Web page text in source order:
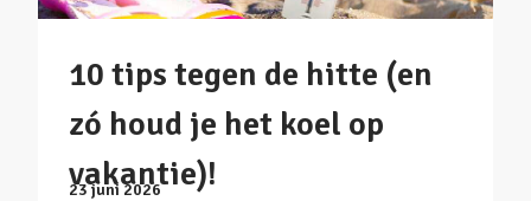
10 tips tegen de hitte (en
zó houd je het koel op
vakantie)!
23 juni 2026